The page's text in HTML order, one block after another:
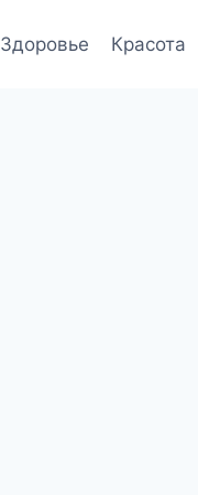
Здоровье Красота